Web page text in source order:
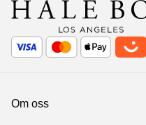
Om oss